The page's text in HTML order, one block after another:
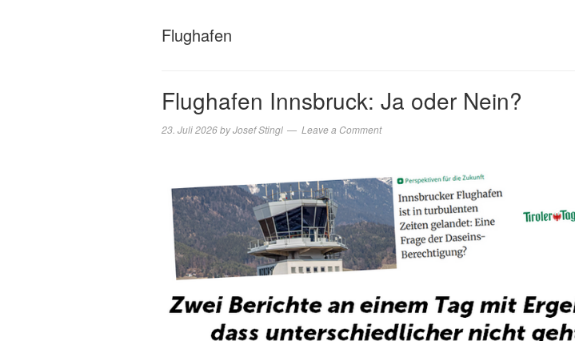
Flughafen
Flughafen Innsbruck: Ja oder Nein?
23. Juli 2026byJosef Stingl Leave a Comment